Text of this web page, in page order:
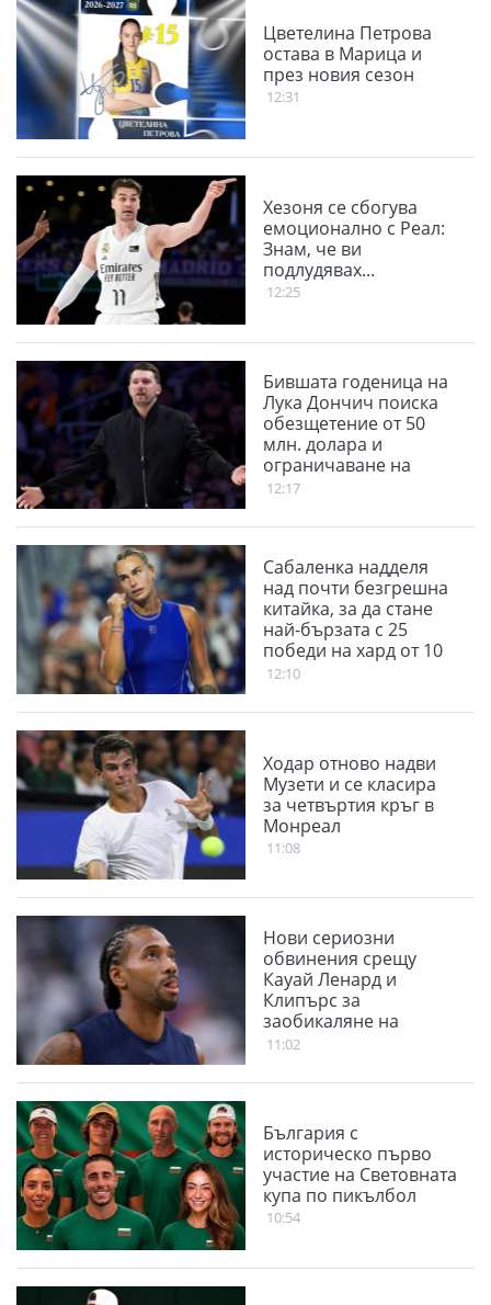
Цветелина Петрова
остава в Марица и
през новия сезон
12:31
Хезоня се сбогува
емоционално с Реал:
Знам, че ви
подлудявах...
12:25
Бившата годеница на
Лука Дончич поиска
обезщетение от 50
млн. долара и
ограничаване на
възможността му да
12:17
Сабаленка надделя
над почти безгрешна
китайка, за да стане
най-бързата с 25
победи на хард от 10
години насам
12:10
Ходар отново надви
Музети и се класира
за четвъртия кръг в
Монреал
11:08
Нови сериозни
обвинения срещу
Кауай Ленард и
Клипърс за
заобикаляне на
тавана на заплатите
11:02
България с
историческо първо
участие на Световната
купа по пикълбол
10:54